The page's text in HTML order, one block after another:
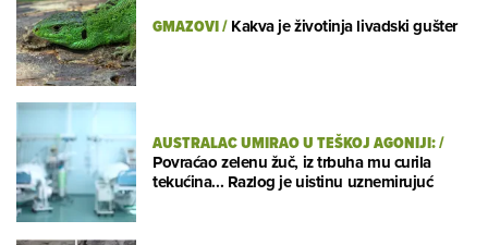
GMAZOVI/Kakva je životinja livadski gušter
AUSTRALAC UMIRAO U TEŠKOJ AGONIJI:/
Povraćao zelenu žuč, iz trbuha mu curila
tekućina... Razlog je uistinu uznemirujuć